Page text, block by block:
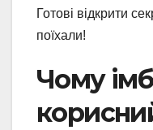
Готові відкрити
поїхали!
Чому